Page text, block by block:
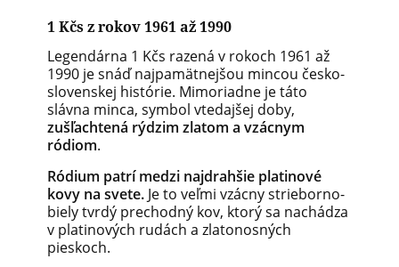
1 Kčs z rokov 1961 až 1990
Legendárna 1 Kčs razená v rokoch 1961 až
1990 je snáď najpamätnejšou mincou česko-
slovenskej histórie. Mimoriadne je táto
slávna minca, symbol vtedajšej doby,
zušľachtená rýdzim zlatom a vzácnym
ródiom.
Ródium patrí medzi najdrahšie platinové
kovy na svete. Je to veľmi vzácny strieborno-
biely tvrdý prechodný kov, ktorý sa nachádza
v platinových rudách a zlatonosných
pieskoch.